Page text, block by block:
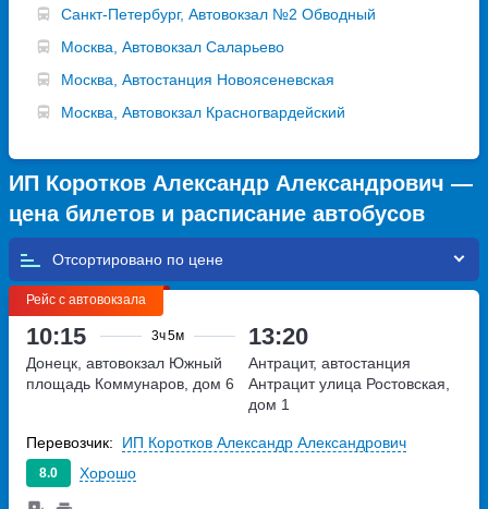
Санкт-Петербург, Автовокзал №2 Обводный
Москва, Автовокзал Саларьево
Москва, Автостанция Новоясеневская
Москва, Автовокзал Красногвардейский
ИП Коротков Александр Александрович —
цена билетов и расписание автобусов
Отсортировано по
Рейс с автовокзала
10:15 3ч5м 13:20
Донецк, автовокзал Южный
площадь Коммунаров, дом 6
Антрацит, автостанция
Антрацит улица Ростовская,
дом 1
8.0 Хорошо
Перевозчик: ИП Коротков Александр Александрович